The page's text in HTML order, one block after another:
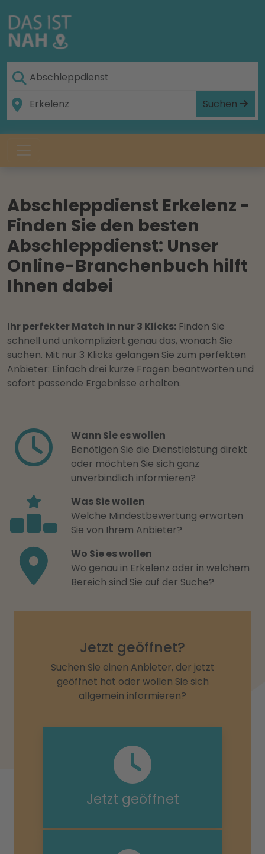
Suchen
Abschleppdienst Erkelenz -
Finden Sie den besten
Abschleppdienst: Unser
Online-Branchenbuch hilft
Ihnen dabei
Ihr perfekter Match in nur 3 Klicks: Finden Sie
schnell und unkompliziert genau das, wonach Sie
suchen. Mit nur 3 Klicks gelangen Sie zum perfekten
Anbieter: Einfach drei kurze Fragen beantworten und
sofort passende Ergebnisse erhalten.
Wann Sie es wollen
Benötigen Sie die Dienstleistung direkt
oder möchten Sie sich ganz
unverbindlich informieren?
Was Sie wollen
Welche Mindestbewertung erwarten
Sie von Ihrem Anbieter?
Wo Sie es wollen
Wo genau in Erkelenz oder in welchem
Bereich sind Sie auf der Suche?
Jetzt geöffnet?
Suchen Sie einen Anbieter, der jetzt
geöffnet hat oder wollen Sie sich
allgemein informieren?
Jetzt geöffnet